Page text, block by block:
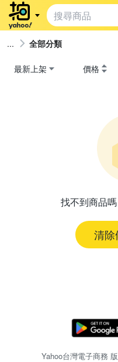
全部分類
最新上架 價格
找不到商品
清
Yahoo台灣電子商務